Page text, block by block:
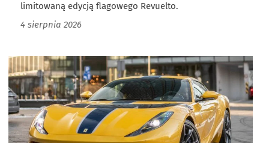
limitowaną edycją flagowego Revuelto.
4 sierpnia 2026